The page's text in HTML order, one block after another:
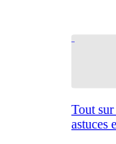
Tout sur
astuces